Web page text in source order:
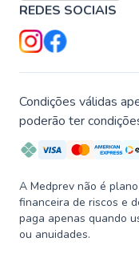
REDES SOCIAIS
Condições válidas
poderão ter
A Medprev não é
financeira de riscos e
paga apenas quando
ou anuidades.